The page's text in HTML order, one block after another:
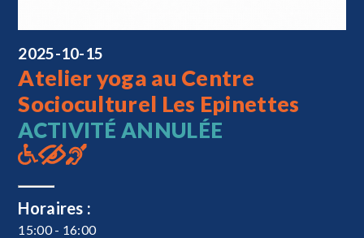
2025-10-15
Atelier yoga au Centre
Socioculturel Les Epinettes
ACTIVITÉ ANNULÉE
Horaires :
15:00 - 16:00